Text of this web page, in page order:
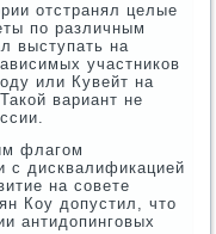
отстранял целые
по различным
выступать на
участников
или Кувейт на
вариант не
флагом
с дисквалификацией
на совете
Коу допустил, что
антидопинговых